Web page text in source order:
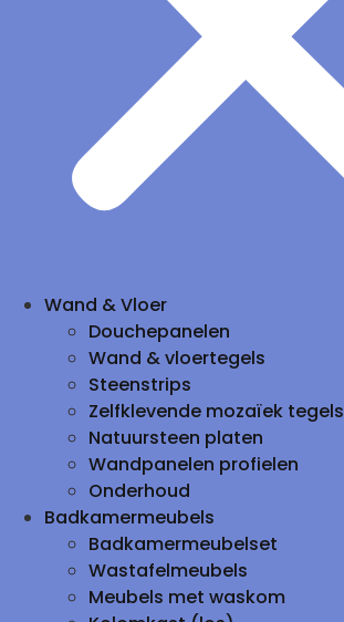
Wand & Vloer
Douchepanelen
Wand & vloertegels
Steenstrips
Zelfklevende mozaïek tegels
Natuursteen platen
Wandpanelen profielen
Onderhoud
Badkamermeubels
Badkamermeubelset
Wastafelmeubels
Meubels met waskom